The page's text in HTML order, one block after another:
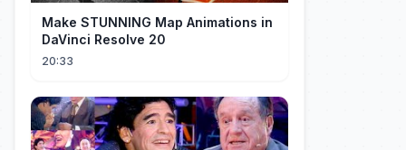
Make STUNNING Map Animations in
DaVinci Resolve 20
20:33